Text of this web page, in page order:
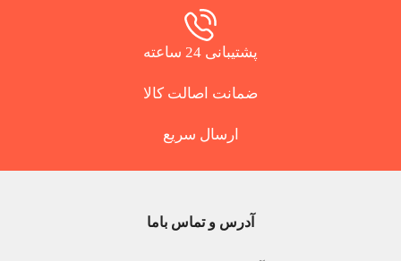
پشتیبانی 24 ساعته
ضمانت اصالت کالا
ارسال سریع
آدرس و تماس باما